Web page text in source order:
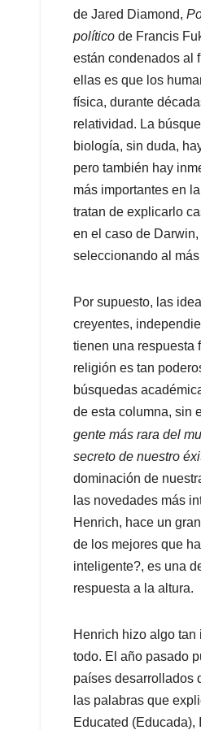
p
k
n
de Jared Diamond,
político de Francis
están condenados al
ellas es que los
física, durante
relatividad. La
biología, sin duda,
pero también hay
más importantes en
tratan de explicarlo
en el caso de
seleccionando al más
Por supuesto, las
creyentes,
tienen una respuesta
religión es tan
búsquedas
de esta columna, sin
gente más rara del
secreto de nuestro
dominación de
las novedades más
Henrich, hace un
de los mejores que
inteligente?, es una
respuesta a la altura.
Henrich hizo algo
todo. El año pasado
países desarrollados
las palabras que
Educated